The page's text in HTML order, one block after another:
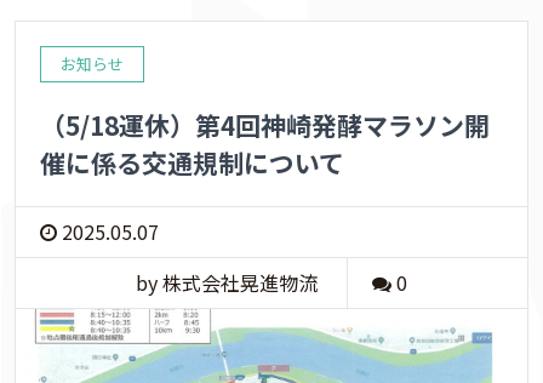
お知らせ
（5/18運休）第4回神崎発酵マラソン開
催に係る交通規制について
2025.05.07
by 株式会社晃進物流
0